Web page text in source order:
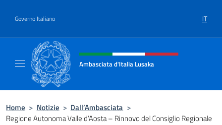
Governo Italiano IT
Intestazione sito, social e menù
Ambasciata d'Italia Lusaka
Home > Notizie > Dall’Ambasciata >
Regione Autonoma Valle d’Aosta – Rinnovo del Consiglio Regionale